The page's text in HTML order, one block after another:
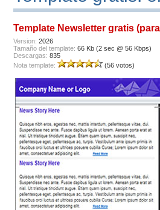
Template Newsletter gratis
Version: 2026
Tamaño del template: 66 Kb (2 sec @ 56 Kbps)
Descargas: 835
Nota template:
(56 votos)